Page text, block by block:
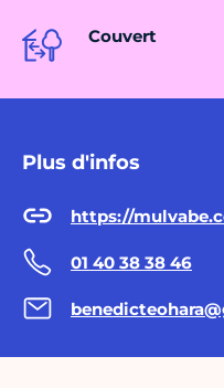
Couvert
Plus d'infos
https://
01 40 38 38 46